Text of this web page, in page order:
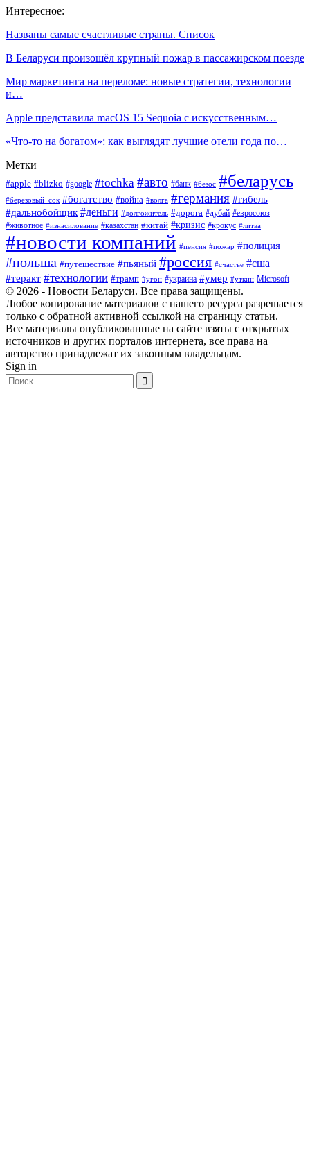
Интересное:
Названы самые счастливые страны. Список
В Беларуси произошёл крупный пожар в пассажирском поезде
Мир маркетинга на переломе: новые стратегии, технологии
и…
Apple представила macOS 15 Sequoia с искусственным…
«Что-то на богатом»: как выглядят лучшие отели года по…
Метки
#apple #blizko #google #tochka #авто #банк #безос #беларусь
#берёзовый_сок #богатство #война #волга #германия #гибель
#дальнобойщик #деньги #долгожитель #дорога #дубай #евросоюз
#животное #изнасилование #казахстан #китай #кризис #крокус #литва
#новости компаний #пенсия #пожар #полиция
#польша #путешествие #пьяный #россия #счастье #сша
#теракт #технологии #трамп #угон #украина #умер #уткин Microsoft
© 2026 - Новости Беларуси. Все права защищены.
Любое копирование материалов с нашего ресурса разрешается
только с обратной активной ссылкой на страницу статьи.
Все материалы опубликованные на сайте взяты с открытых
источников и других порталов интернета, все права на
авторство принадлежат их законным владельцам.
Sign in